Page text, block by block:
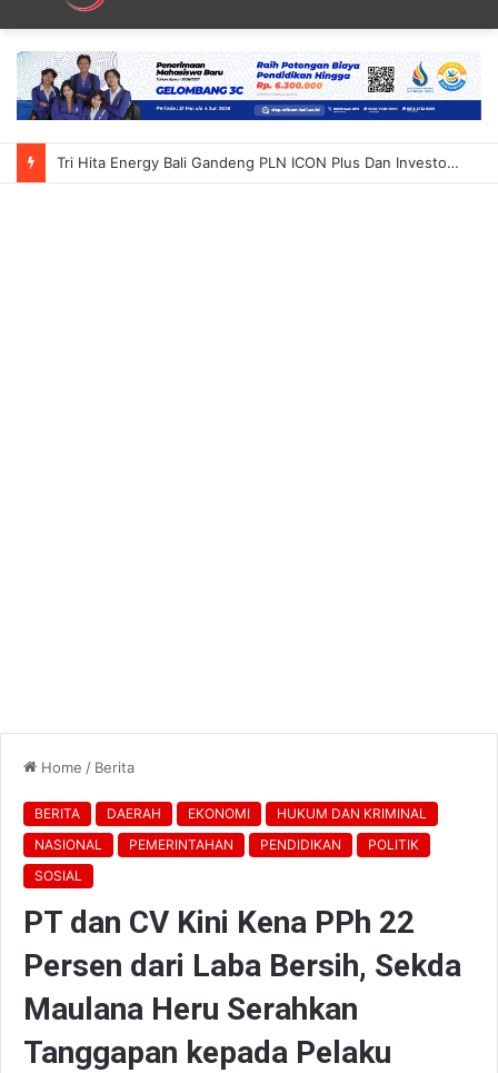
Tri Hita Energy Bali Gandeng PLN ICON Plus Dan Investor Australia Siap Kembangkan Industri Solar Panel Di Bali Pastikan Sesuai Regulasi
Home / Berita
BERITA DAERAH EKONOMI
HUKUM DAN KRIMINAL
NASIONAL
PEMERINTAHAN PENDIDIKAN
POLITIK
SOSIAL
PT dan CV Kini Kena PPh 22
Persen dari Laba Bersih, Sekda
Maulana Heru Serahkan
Tanggapan kepada Pelaku